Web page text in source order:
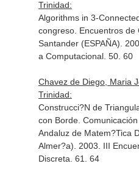
Trinidad:
Algorithms in 3-
congreso. Encuentros de
Santander (ESPAÑA).
a Computacional. 50. 60
Chavez de Diego, Maria
Trinidad:
Construcci?N de
con Borde.
Andaluz de Matem?Tica
Almer?a). 2003. III
Discreta. 61. 64